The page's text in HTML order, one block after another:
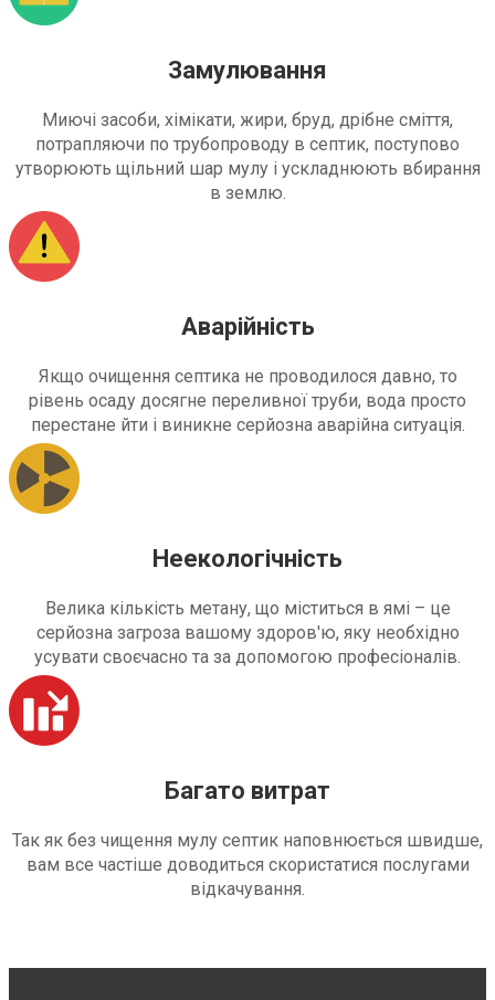
Замулювання
Миючі засоби, хімікати, жири, бруд, дрібне сміття,
потрапляючи по трубопроводу в септик, поступово
утворюють щільний шар мулу і ускладнюють вбирання
в землю.
Аварійність
Якщо очищення септика не проводилося давно, то
рівень осаду досягне переливної труби, вода просто
перестане йти і виникне серйозна аварійна ситуація.
Неекологічність
Велика кількість метану, що міститься в ямі – це
серйозна загроза вашому здоров'ю, яку необхідно
усувати своєчасно та за допомогою професіоналів.
Багато витрат
Так як без чищення мулу септик наповнюється швидше,
вам все частіше доводиться скористатися послугами
відкачування.